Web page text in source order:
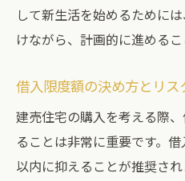
して新生活を始めるために
けながら、計画的に進めるこ
借入限度額の決め方とリス
建売住宅の購入を考える際
ることは非常に重要です。
以内に抑えることが推奨さ